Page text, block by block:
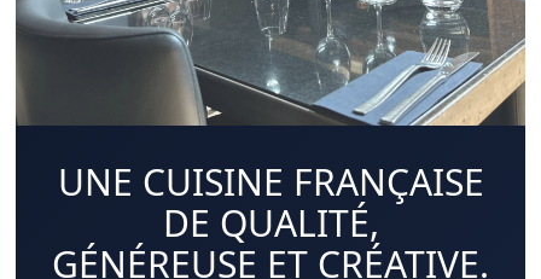
UNE CUISINE FRANÇAISE
DE QUALITÉ,
GÉNÉREUSE ET CRÉATIVE.